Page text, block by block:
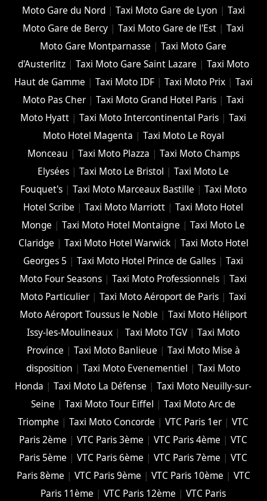
Moto Gare du Nord| Taxi Moto Gare de Lyon | Taxi
Moto Gare de Bercy |Taxi Moto Gare de l'Est |Taxi
Moto Gare Montparnasse |Taxi Moto Gare
d'Austerlitz| Taxi Moto Gare Saint Lazare | Taxi Moto
Haut de Gamme | Taxi Moto IDF| Taxi Moto Prix| Taxi
Moto Pas Cher |Taxi Moto Grand Hotel Paris |Taxi
Moto Hyatt |Taxi Moto Intercontinental Paris |Taxi
Moto Hotel Magenta | Taxi Moto Le Royal
Monceau | Taxi Moto Plazza | Taxi Moto Champs
Elysées |Taxi Moto Le Bristol |Taxi Moto Le
Fouquet's| Taxi Moto Marceaux Bastille | Taxi Moto
Hotel Scribe |Taxi Moto Marriott |Taxi Moto Hotel
Monge |Taxi Moto Hotel Montaigne |Taxi Moto Le
Claridge | Taxi Moto Hotel Warwick| Taxi Moto Hotel
Georges 5 |Taxi Moto Hotel Prince de Galles |Taxi
Moto Four Seasons |Taxi Moto Professionnels |Taxi
Moto Particulier |Taxi Moto Aéroport de Paris |Taxi
Moto Aéroport Toussus le Noble | Taxi Moto Héliport
Issy-les-Moulineaux | Taxi Moto TGV|Taxi Moto
Province | Taxi Moto Banlieue | Taxi Moto Mise à
disposition |Taxi Moto Evenementiel |Taxi Moto
Honda |Taxi Moto La Défense |Taxi Moto Neuilly-sur-
Seine |Taxi Moto Tour Eiffel |Taxi Moto Arc de
Triomphe |Taxi Moto Concorde |VTC Paris 1er |VTC
Paris 2ème |VTC Paris 3ème |VTC Paris 4ème |VTC
Paris 5ème |VTC Paris 6ème |VTC Paris 7ème |VTC
Paris 8ème | VTC Paris 9ème | VTC Paris 10ème | VTC
Paris 11ème |VTC Paris 12ème |VTC Paris